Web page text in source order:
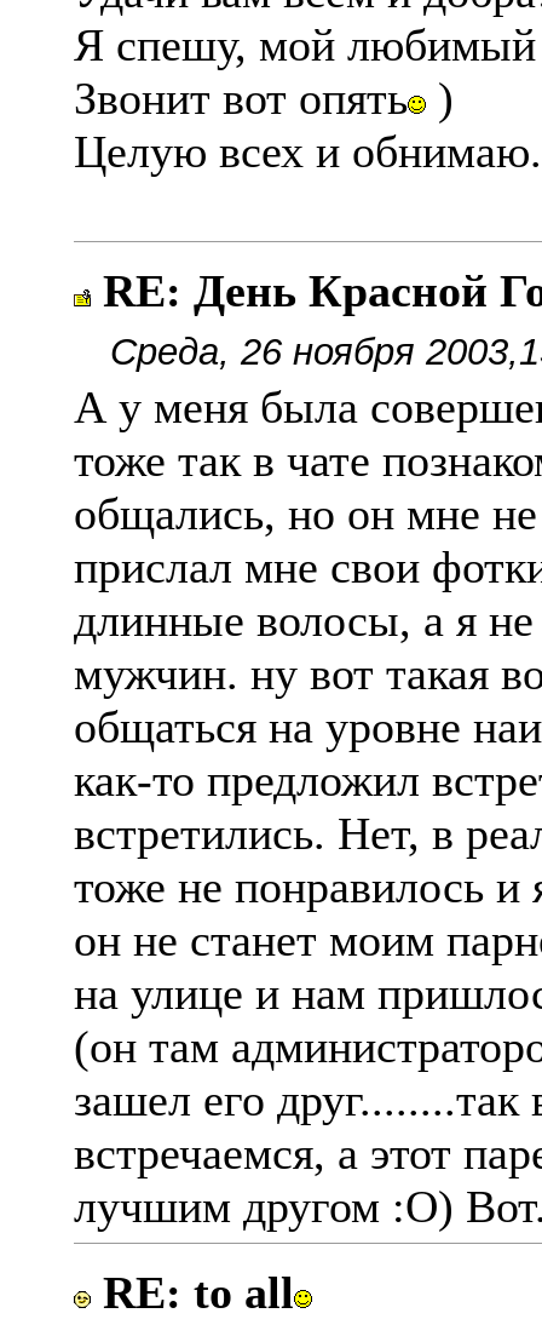
Я спешу, мой любимый
Звонит вот опять
)
Целую всех и обнимаю.
RE: День Красной
Среда, 26 ноября
А у меня была
тоже так в чате
общались, но он мне
прислал мне свои
длинные волосы, а я
мужчин. ну вот такая
общаться на уровне
как-то предложил
встретились. Нет, в
тоже не понравилось и
он не станет моим
на улице и нам
(он там
зашел его
встречаемся, а этот
лучшим другом :О)
RE: to all